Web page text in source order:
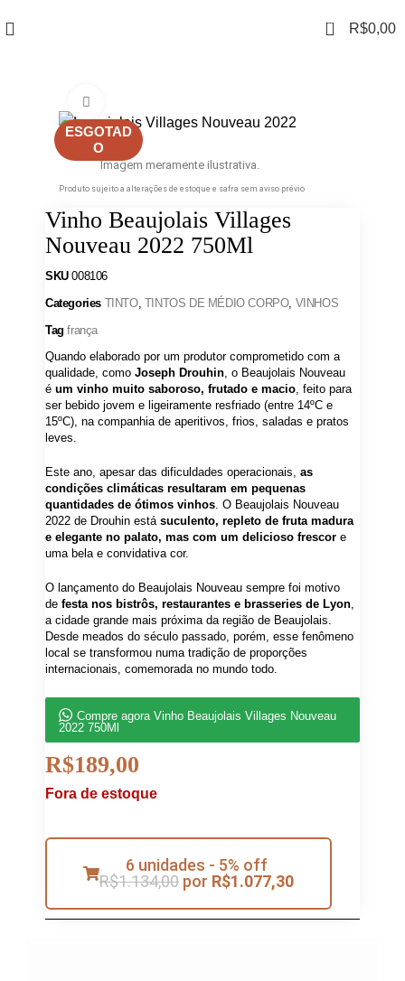
0 R$0,00
ESGOTAD
O
Imagem meramente ilustrativa.
Produto sujeito a alterações de estoque e safra sem aviso prévio
Vinho Beaujolais Villages
Nouveau 2022 750Ml
SKU008106
Categories TINTO, TINTOS DE MÉDIO CORPO, VINHOS
Tag frança
Quando elaborado por um produtor comprometido com a
qualidade, como Joseph Drouhin, o Beaujolais Nouveau
é um vinho muito saboroso, frutado e macio, feito para
ser bebido jovem e ligeiramente resfriado (entre 14ºC e
15ºC), na companhia de aperitivos, frios, saladas e pratos
leves.
Este ano, apesar das dificuldades operacionais, as
condições climáticas resultaram em pequenas
quantidades de ótimos vinhos. O Beaujolais Nouveau
2022 de Drouhin está suculento, repleto de fruta madura
e elegante no palato, mas com um delicioso frescor e
uma bela e convidativa cor.
O lançamento do Beaujolais Nouveau sempre foi motivo
de festa nos bistrôs, restaurantes e brasseries de Lyon,
a cidade grande mais próxima da região de Beaujolais.
Desde meados do século passado, porém, esse fenômeno
local se transformou numa tradição de proporções
internacionais, comemorada no mundo todo.
Compre agora Vinho Beaujolais Villages Nouveau
2022 750Ml
R$189,00
Fora de estoque
6 unidades - 5% off
R$1.134,00 por R$1.077,30